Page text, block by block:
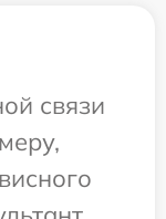
связи